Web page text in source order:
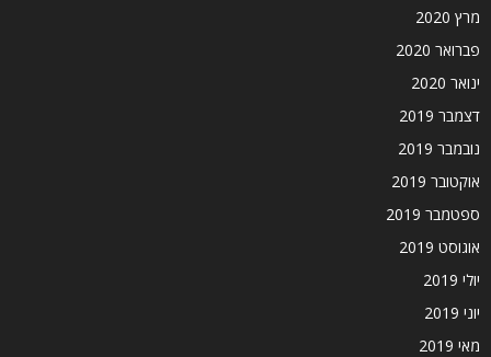
מרץ 2020
פברואר 2020
ינואר 2020
דצמבר 2019
נובמבר 2019
אוקטובר 2019
ספטמבר 2019
אוגוסט 2019
יולי 2019
יוני 2019
מאי 2019